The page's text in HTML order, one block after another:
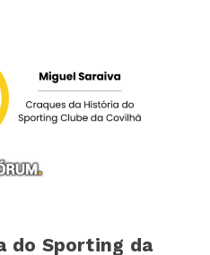
do Sporting da